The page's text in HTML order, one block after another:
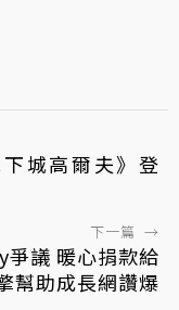
城高爾夫》登
下一篇 →
爭議 暖心捐款給
幫助成長網讚爆